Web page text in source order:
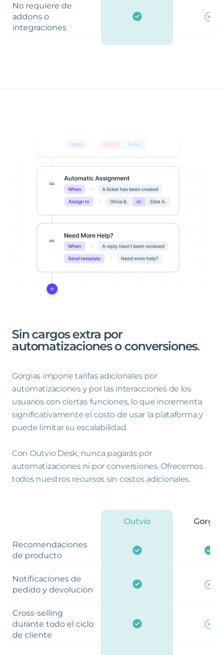
No requiere de
addons o
integraciones
Sin cargos extra por
automatizaciones o conversiones.
Gorgias impone tarifas adicionales por
automatizaciones y por las interacciones de los
usuarios con ciertas funciones, lo que incrementa
significativamente el costo de usar la plataforma y
puede limitar su escalabilidad.
Con Outvio Desk, nunca pagarás por
automatizaciones ni por conversiones. Ofrecemos
todos nuestros recursos sin costos adicionales.
Outvio
Recomendaciones
de producto
Notificaciones de
pedido y devolución
Cross-selling
durante todo el ciclo
de cliente